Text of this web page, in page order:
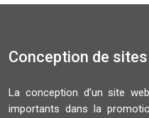
Conception de
La conception d’un site
importants dans la